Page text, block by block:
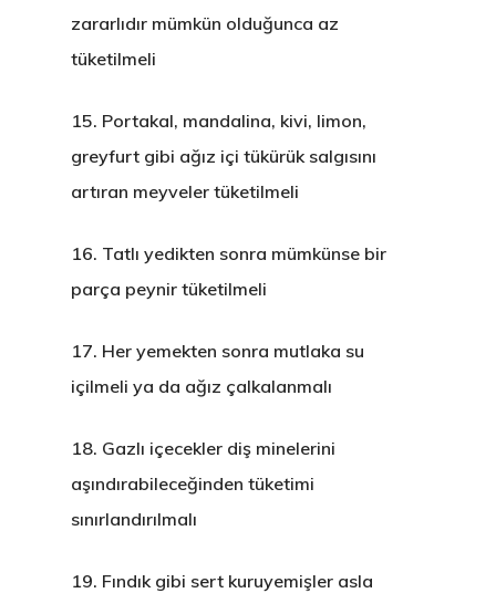
zararlıdır mümkün olduğunca az
tüketilmeli
15. Portakal, mandalina, kivi, limon,
greyfurt gibi ağız içi tükürük salgısını
artıran meyveler tüketilmeli
16. Tatlı yedikten sonra mümkünse bir
parça peynir tüketilmeli
17. Her yemekten sonra mutlaka su
içilmeli ya da ağız çalkalanmalı
18. Gazlı içecekler diş minelerini
aşındırabileceğinden tüketimi
sınırlandırılmalı
19. Fındık gibi sert kuruyemişler asla